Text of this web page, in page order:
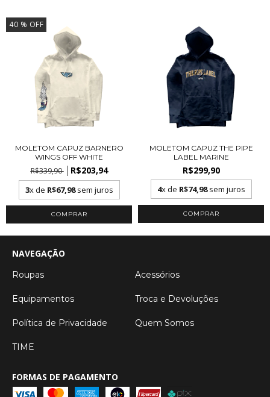
40 % OFF
MOLETOM CAPUZ BARNERO
WINGS OFF WHITE
R$339,90 R$203,94
3x de R$67,98sem juros
COMPRAR
MOLETOM CAPUZ THE PIPE
LABEL MARINE
R$299,90
4x de R$74,98sem juros
COMPRAR
NAVEGAÇÃO
Roupas Acessórios
Equipamentos Troca e Devoluções
Política de Privacidade Quem Somos
TIME
FORMAS DE PAGAMENTO